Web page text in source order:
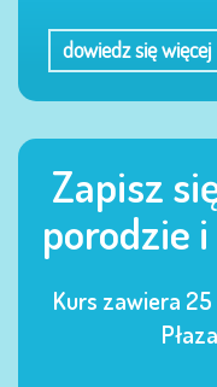
dowiedz się więcej
Zapisz
porodzie
Kurs zawiera 25